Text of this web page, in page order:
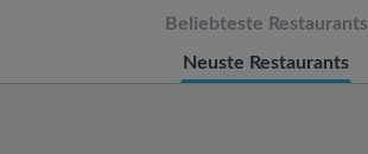
Beliebteste Restaurants
Neuste Restaurants